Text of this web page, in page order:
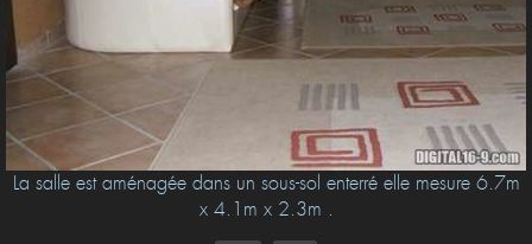
La salle est aménagée dans un sous-sol enterré elle mesure 6.7m
x 4.1m x 2.3m .